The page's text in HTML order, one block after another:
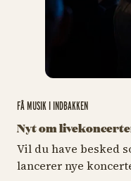
FÅ MUSIK I INDBAKKEN
Nyt om
Vil du have besked
lancerer nye